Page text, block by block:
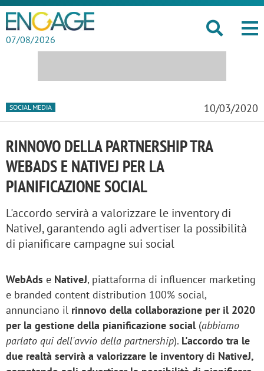
07/08/2026
SOCIAL MEDIA 10/03/2020
RINNOVO DELLA PARTNERSHIP TRA
WEBADS E NATIVEJ PER LA
PIANIFICAZIONE SOCIAL
L'accordo servirà a valorizzare le inventory di
NativeJ, garantendo agli advertiser la possibilità
di pianificare campagne sui social
WebAds e NativeJ, piattaforma di influencer marketing
e branded content distribution 100% social,
annunciano il rinnovo della collaborazione per il 2020
per la gestione della pianificazione social (abbiamo
parlato qui dell'avvio della partnership). L'accordo tra le
due realtà servirà a valorizzare le inventory di NativeJ,